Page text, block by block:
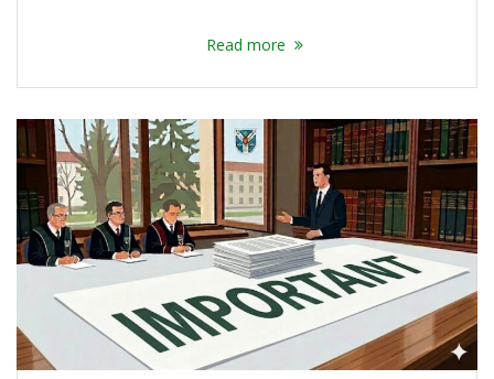
Read more